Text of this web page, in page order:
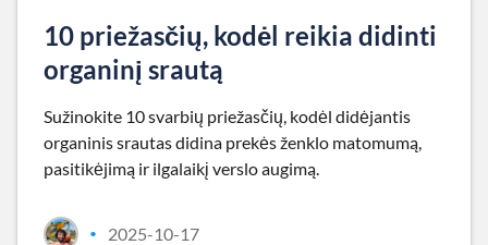
10 priežasčių, kodėl reikia didinti
organinį srautą
Sužinokite 10 svarbių priežasčių, kodėl didėjantis
organinis srautas didina prekės ženklo matomumą,
pasitikėjimą ir ilgalaikį verslo augimą.
• 2025-10-17